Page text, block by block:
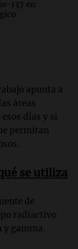
137 en
apunta a
áreas
días y si
permitan
se utiliza
de
radiactivo
gamma.